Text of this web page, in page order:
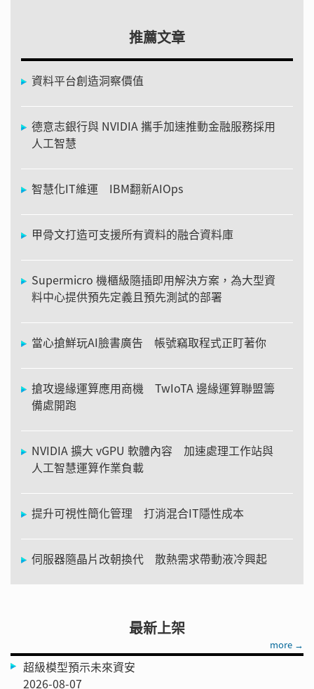
推薦文章
資料平台創造洞察價值
德意志銀行與 NVIDIA 攜手加速推動金融服務採用
人工智慧
智慧化IT維運 IBM翻新AIOps
甲骨文打造可支援所有資料的融合資料庫
Supermicro 機櫃級隨插即用解決方案，為大型資
料中心提供預先定義且預先測試的部署
當心搶鮮玩AI臉書廣告 帳號竊取程式正盯著你
搶攻邊緣運算應用商機 TwIoTA 邊緣運算聯盟籌
備處開跑
NVIDIA 擴大 vGPU 軟體內容 加速處理工作站與
人工智慧運算作業負載
提升可視性簡化管理 打消混合IT隱性成本
伺服器隨晶片改朝換代 散熱需求帶動液冷興起
最新上架
more →
超級模型預示未來資安
2026-08-07